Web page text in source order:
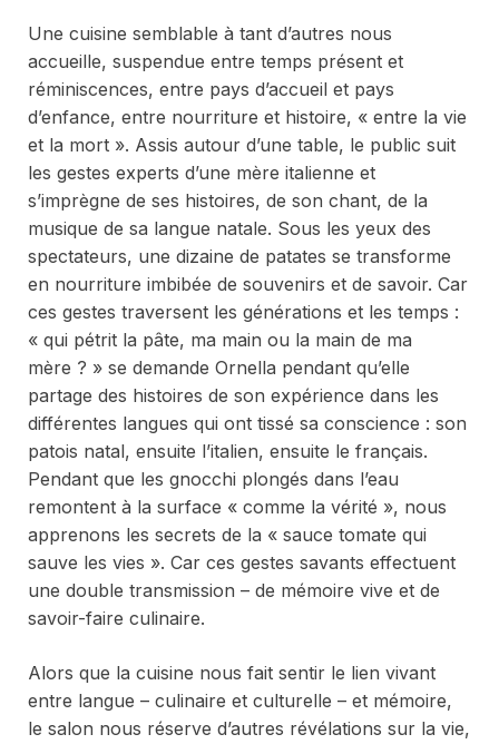
Une cuisine semblable à tant d’autres nous
accueille, suspendue entre temps présent et
réminiscences, entre pays d’accueil et pays
d’enfance, entre nourriture et histoire, « entre la vie
et la mort ». Assis autour d’une table, le public suit
les gestes experts d’une mère italienne et
s’imprègne de ses histoires, de son chant, de la
musique de sa langue natale. Sous les yeux des
spectateurs, une dizaine de patates se transforme
en nourriture imbibée de souvenirs et de savoir. Car
ces gestes traversent les générations et les temps :
« qui pétrit la pâte, ma main ou la main de ma
mère ? » se demande Ornella pendant qu’elle
partage des histoires de son expérience dans les
différentes langues qui ont tissé sa conscience : son
patois natal, ensuite l’italien, ensuite le français.
Pendant que les gnocchi plongés dans l’eau
remontent à la surface « comme la vérité », nous
apprenons les secrets de la « sauce tomate qui
sauve les vies ». Car ces gestes savants effectuent
une double transmission – de mémoire vive et de
savoir-faire culinaire.
Alors que la cuisine nous fait sentir le lien vivant
entre langue – culinaire et culturelle – et mémoire,
le salon nous réserve d’autres révélations sur la vie,